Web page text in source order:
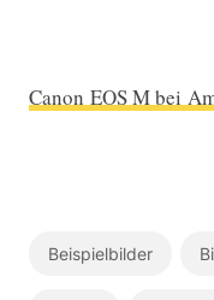
Canon EOS M bei
Beispielbilder